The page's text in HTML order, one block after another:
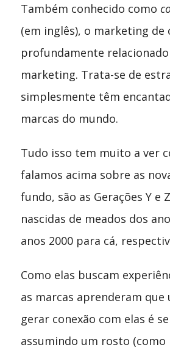
Também conhecido como
(em inglês), o marketing de
profundamente
marketing. Trata-se de
simplesmente têm
marcas do mundo.
Tudo isso tem muito a ver
falamos acima sobre as
fundo, são as Gerações Y e
nascidas de meados dos
anos 2000 para cá,
Como elas buscam
as marcas aprenderam que
gerar conexão com elas é
assumindo um rosto (como